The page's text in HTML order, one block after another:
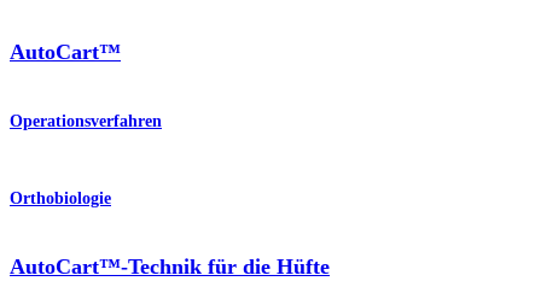
AutoCart™
Operationsverfahren
Orthobiologie
AutoCart™-Technik für die Hüfte